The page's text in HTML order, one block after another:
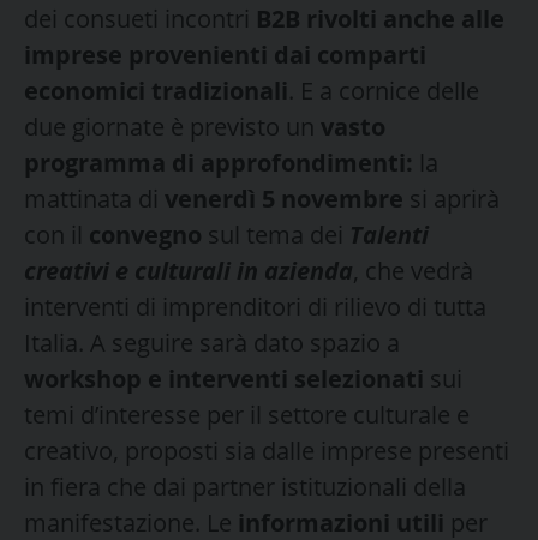
dei consueti incontri B2B rivolti anche alle
imprese provenienti dai comparti
economici tradizionali. E a cornice delle
due giornate è previsto un vasto
programma di approfondimenti: la
mattinata di venerdì 5 novembre si aprirà
con il convegno sul tema dei Talenti
creativi e culturali in azienda, che vedrà
interventi di imprenditori di rilievo di tutta
Italia. A seguire sarà dato spazio a
workshop e interventi selezionati sui
temi d’interesse per il settore culturale e
creativo, proposti sia dalle imprese presenti
in fiera che dai partner istituzionali della
manifestazione. Le informazioni utili per